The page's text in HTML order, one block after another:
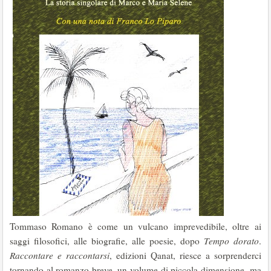
Tommaso Romano è come un vulcano imprevedibile, oltre ai
saggi filosofici, alle biografie, alle poesie, dopo Tempo dorato.
Raccontare e raccontarsi, edizioni Qanat, riesce a sorprenderci